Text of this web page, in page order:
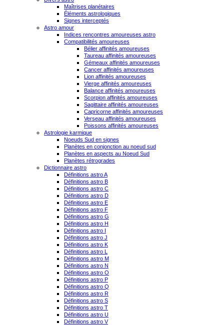
Maîtrises planétaires
Éléments astrologiques
Signes interceptés
Astro amour
Indices rencontres amoureuses astro
Compatibilités amoureuses
Bélier affinités amoureuses
Taureau affinités amoureuses
Gémeaux affinités amoureuses
Cancer affinités amoureuses
Lion affinités amoureuses
Vierge affinités amoureuses
Balance affinités amoureuses
Scorpion affinités amoureuses
Sagittaire affinités amoureuses
Capricorne affinités amoureuses
Verseau affinités amoureuses
Poissons affinités amoureuses
Astrologie karmique
Noeuds Sud en signes
Planètes en conjonction au noeud sud
Planètes en aspects au Noeud Sud
Planètes rétrogrades
Dictionnaire astro
Définitions astro A
Définitions astro B
Définitions astro C
Définitions astro D
Définitions astro E
Définitions astro F
Définitions astro G
Définitions astro H
Définitions astro I
Définitions astro J
Définitions astro K
Définitions astro L
Définitions astro M
Définitions astro N
Définitions astro O
Définitions astro P
Définitions astro Q
Définitions astro R
Définitions astro S
Définitions astro T
Définitions astro U
Définitions astro V